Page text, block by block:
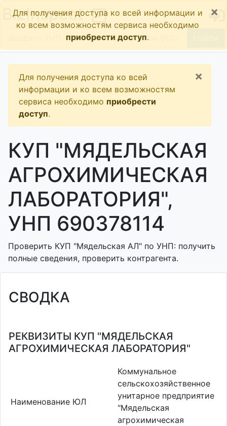
BizInspect
Для получения доступа ко всей информации и
ко всем возможностям сервиса необходимо
приобрести доступ.
×
Для получения доступа ко всей
информации и ко всем возможностям
сервиса необходимо приобрести
доступ.
×
КУП "МЯДЕЛЬСКАЯ
АГРОХИМИЧЕСКАЯ
ЛАБОРАТОРИЯ",
УНП 690378114
Проверить КУП "Мядельская АЛ" по УНП: получить
полные сведения, проверить контрагента.
СВОДКА
РЕКВИЗИТЫ КУП "МЯДЕЛЬСКАЯ
АГРОХИМИЧЕСКАЯ ЛАБОРАТОРИЯ"
Наименование ЮЛ
Коммунальное
сельскохозяйственное
унитарное предприятие
"Мядельская
агрохимическая